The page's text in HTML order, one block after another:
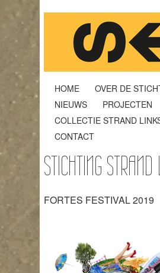
HOME
OVER DE
NIEUWS
PROJECTEN
COLLECTIE STRAND
CONTACT
STICHTING
FORTES FESTIVAL 2019